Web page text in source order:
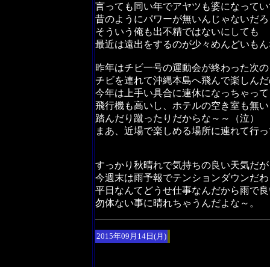
言っても同い年でアヤツも婆になって
昔のようにパワーが無いんじゃないだ
そういう俺も出不精ではないにしても
最近は遠出をするのが少々めんどいも
昨年はチビ一号の運動会が終わった次
チビを連れて沖縄本島へ飛んで楽しん
今年は上手い具合に連休になっちゃっ
飛行機も高いし、ホテルの空き室も無
踏んだり蹴ったりだからな～～（泣）
まあ、近場で楽しめる場所に連れて行
すっかり秋晴れで気持ちの良い天気だが
今週末は雨予報でテンションダウンだ
平日なんてどうせ仕事なんだから雨で
勿体ない事に晴れちゃうんだよな～。
2015年09月14日(月)